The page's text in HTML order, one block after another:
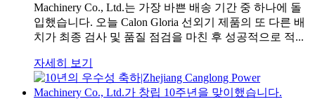
Machinery Co., Ltd.는 가장 바쁜 배송 기간 중 하나에 돌
입했습니다. 오늘 Calon Gloria 선외기 제품의 또 다른 배
치가 최종 검사 및 품질 점검을 마친 후 성공적으로 적...
자세히 보기